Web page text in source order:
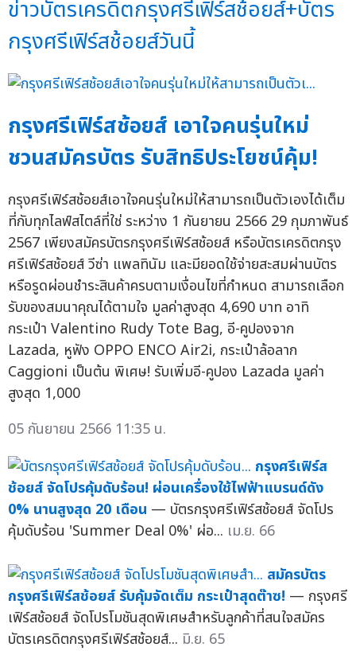
ข่าวบัตรเครดิตกรุงศรีเฟิร์สช้อยส์+บัตร
กรุงศรีเฟิร์สช้อยส์วันนี้
กรุงศรีเฟิร์สช้อยส์ เอาใจคนรุ่นใหม่
ชวนสมัครบัตร รับสิทธิประโยชน์คุ้ม!
กรุงศรีเฟิร์สช้อยส์เอาใจคนรุ่นใหม่ให้สามารถเป็นตัวเองได้เต็ม
ที่กับทุกไลฟ์สไตล์ที่ใช่ ระหว่าง 1 กันยายน 2566 29 กุมภาพันธ์
2567 เพียงสมัครบัตรกรุงศรีเฟิร์สช้อยส์ หรือบัตรเครดิตกรุง
ศรีเฟิร์สช้อยส์ วีซ่า แพลทินัม และมียอดใช้จ่ายสะสมผ่านบัตร
หรือรูดผ่อนชำระสินค้าครบตามเงื่อนไขที่กำหนด สามารถเลือก
รับของสมนาคุณได้ตามใจ มูลค่าสูงสุด 4,690 บาท อาทิ
กระเป๋า Valentino Rudy Tote Bag, อี-คูปองจาก
Lazada, หูฟัง OPPO ENCO Air2i, กระเป๋าล้อลาก
Caggioni เป็นต้น พิเศษ! รับเพิ่มอี-คูปอง Lazada มูลค่า
สูงสุด 1,000
05 กันยายน 2566 11:35 น.
กรุงศรีเฟิร์ส
ช้อยส์ จัดโปรคุ้มดับร้อน! ผ่อนเครื่องใช้ไฟฟ้าแบรนด์ดัง
0% นานสูงสุด 20 เดือน — บัตรกรุงศรีเฟิร์สช้อยส์ จัดโปร
คุ้มดับร้อน 'Summer Deal 0%' ผ่อ... เม.ย. 66
สมัครบัตร
กรุงศรีเฟิร์สช้อยส์ รับคุ้มจัดเต็ม กระเป๋าสุดต๊าซ! — กรุงศรี
เฟิร์สช้อยส์ จัดโปรโมชันสุดพิเศษสำหรับลูกค้าที่สนใจสมัคร
บัตรเครดิตกรุงศรีเฟิร์สช้อยส์... มิ.ย. 65